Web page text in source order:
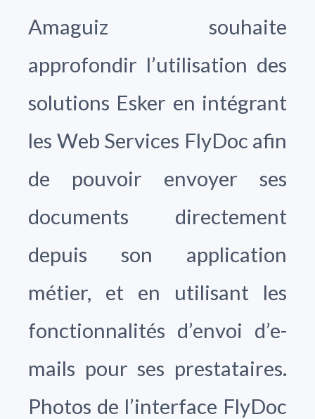
Amaguiz souhaite
approfondir l’utilisation des
solutions Esker en intégrant
les Web Services FlyDoc afin
de pouvoir envoyer ses
documents directement
depuis son application
métier, et en utilisant les
fonctionnalités d’envoi d’e-
mails pour ses prestataires.
Photos de l’interface FlyDoc